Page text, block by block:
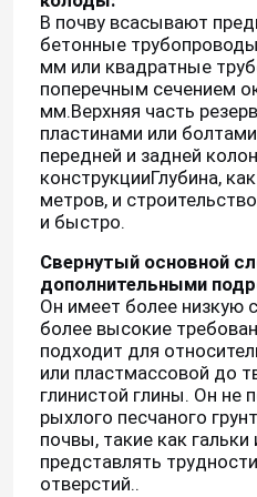
В почву всасывают
бетонные
мм или квадратные
поперечным сечением
мм.Верхняя часть
пластинами или
передней и задней
конструкцииГлубина,
метров, и
и быстро.
Свернутый основной
дополнительными
Он имеет более низкую
более высокие
подходит для
или пластмассовой до
глинистой глины. Он не
рыхлого песчаного
почвы, такие как гальки
представлять
отверстий..